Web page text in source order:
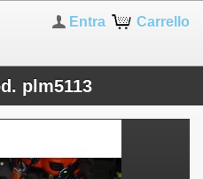
Carrello
Entra
plm5113